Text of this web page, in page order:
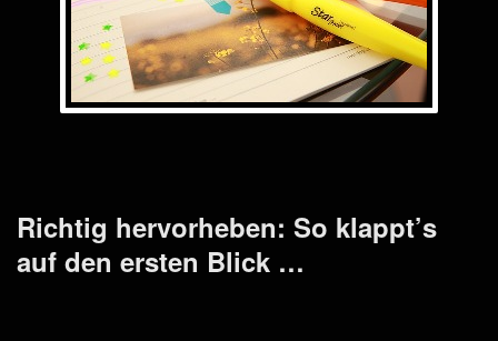
Richtig hervorheben: So klappt’s
auf den ersten Blick …